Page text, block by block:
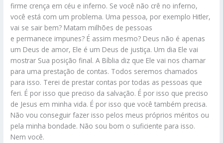
firme crença em céu e inferno. Se você não crê no inferno,
você está com um problema. Uma pessoa, por exemplo Hitler,
vai se sair bem? Matam milhões de pessoas
e permanece impunes? É assim mesmo? Deus não é apenas
um Deus de amor, Ele é um Deus de justiça. Um dia Ele vai
mostrar Sua posição final. A Bíblia diz que Ele vai nos chamar
para uma prestação de contas. Todos seremos chamados
para isso. Terei de prestar contas por todas as pessoas que
feri. É por isso que preciso da salvação. É por isso que preciso
de Jesus em minha vida. É por isso que você também precisa.
Não vou conseguir fazer isso pelos meus próprios méritos ou
pela minha bondade. Não sou bom o suficiente para isso.
Nem você.